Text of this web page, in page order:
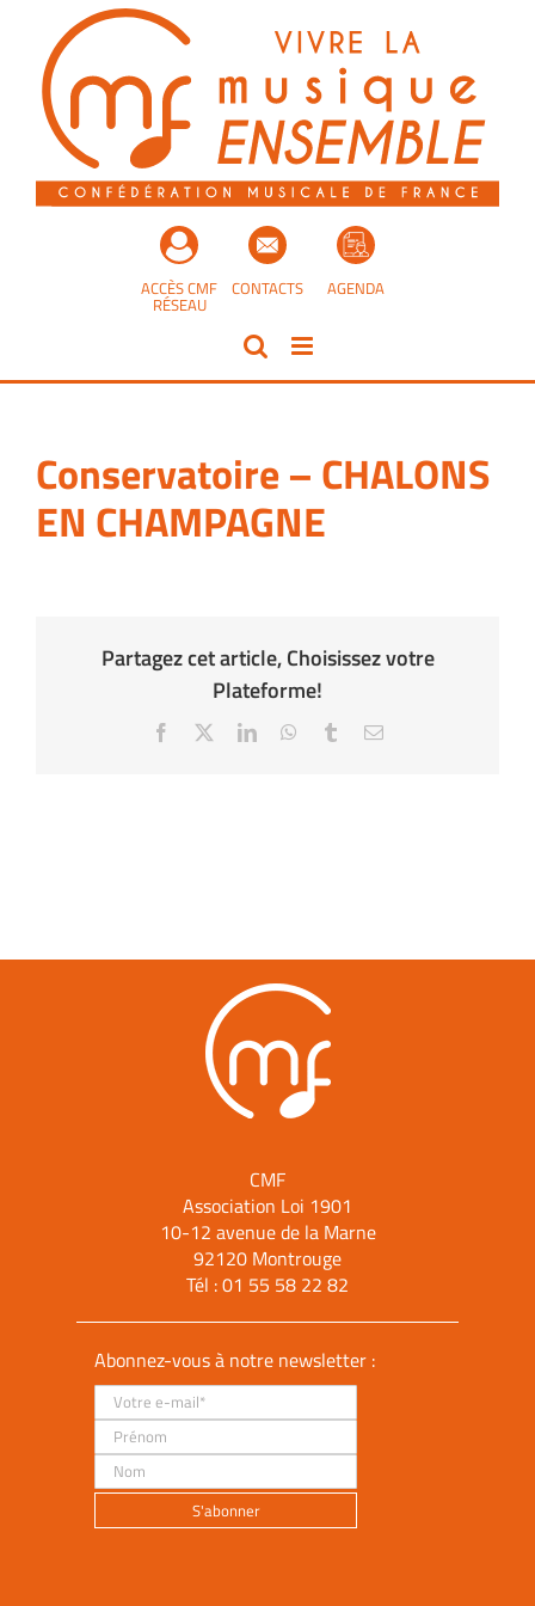
contenu
AGENDA
CONTACTS
ACCÈS CMF
RÉSEAU
Conservatoire – CHALONS
EN CHAMPAGNE
Partagez cet article, Choisissez votre
Plateforme!
Facebook LinkedInWhatsApp
TumblrEmail
CMF
Association Loi 1901
10-12 avenue de la Marne
92120 Montrouge
Tél :01 55 58 22 82
Abonnez-vous à notre newsletter :